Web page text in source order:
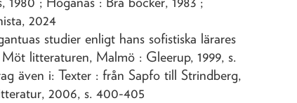
2024
studier enligt hans sofistiska lärares
litteraturen, Malmö : Gleerup, 1999, s.
i: Texter : från Sapfo till Strindberg,
2006, s. 400-405